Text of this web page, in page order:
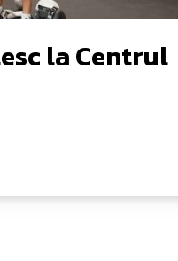
la Centrul